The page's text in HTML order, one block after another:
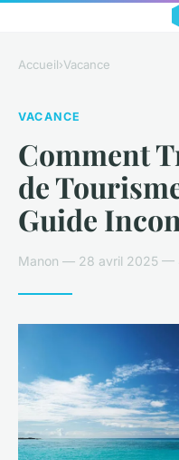
Accueil›Vacance
VACANCE
Comment
de
Guide
Manon — 28 avril 2025 —